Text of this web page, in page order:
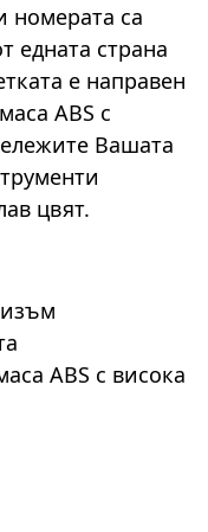
номерата са
едната страна
е направен
ABS с
Вашата
цвят.
ABS с висока